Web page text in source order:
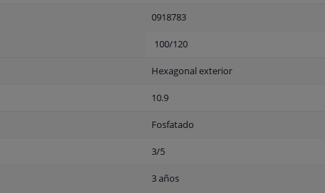
0918783
100/120
Hexagonal exterior
10.9
Fosfatado
3/5
3 años